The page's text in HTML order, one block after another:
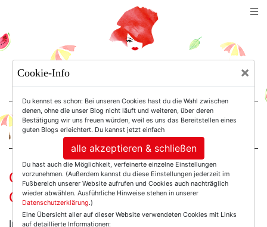
For Women. Not Girls.
Geboren in den Sechzigern. Ein
Gastbeitrag von Simone Harland.
In meinem liebsten Lieblingsnetzwerk
Cookie-Info ×
Du kennst es schon: Bei unseren Cookies hast du die Wahl zwischen
denen, ohne die unser Blog nicht läuft und weiteren, über deren
Bestätigung wir uns freuen würden, weil es uns das Bereitstellen eines
guten Blogs erleichtert. Du kannst jetzt einfach
alle akzeptieren & schließen
Du hast auch die Möglichkeit, verfeinerte einzelne Einstellungen
vorzunehmen. (Außerdem kannst du diese Einstellungen jederzeit im
Fußbereich unserer Website aufrufen und Cookies auch nachträglich
wieder abwählen. Ausführliche Hinweise stehen in unserer
Datenschutzerklärung.)
Eine Übersicht aller auf dieser Website verwendeten Cookies mit Links
auf detaillierte Informationen: